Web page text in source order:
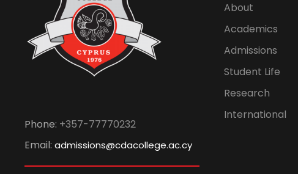
Phone: +357-77770232
Email: admissions@cdacollege.ac.cy
About
Academics
Admissions
Student Life
Research
International